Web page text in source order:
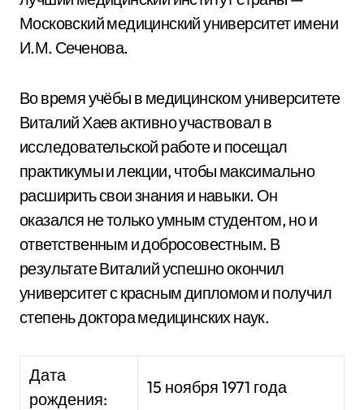
Московский медицинский университет имени
И.М. Сеченова.
Во время учёбы в медицинском университете
Виталий Хаев активно участвовал в
исследовательской работе и посещал
практикумы и лекции, чтобы максимально
расширить свои знания и навыки. Он
оказался не только умным студентом, но и
ответственным и добросовестным. В
результате Виталий успешно окончил
университет с красным дипломом и получил
степень доктора медицинских наук.
Дата
рождения:
15 ноября 1971 года